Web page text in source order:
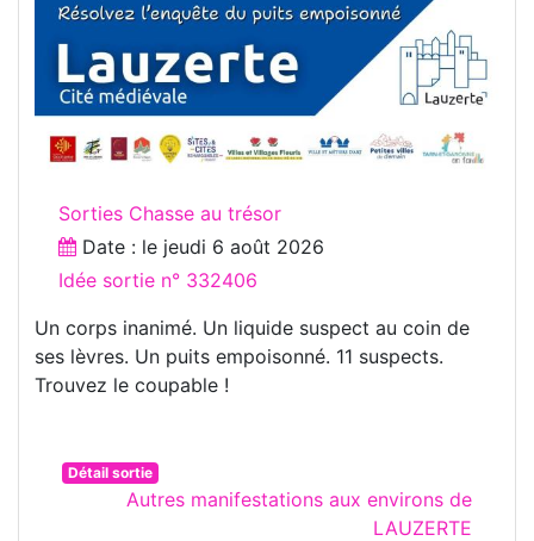
Sorties Chasse au trésor
Date : le jeudi 6 août 2026
Idée sortie n° 332406
Un corps inanimé. Un liquide suspect au coin de
ses lèvres. Un puits empoisonné. 11 suspects.
Trouvez le coupable !
Détail sortie
Autres manifestations aux environs de
LAUZERTE